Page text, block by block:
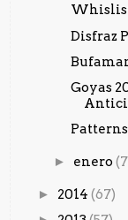
Disfraz
Goyas
► enero
► 2014 (67)